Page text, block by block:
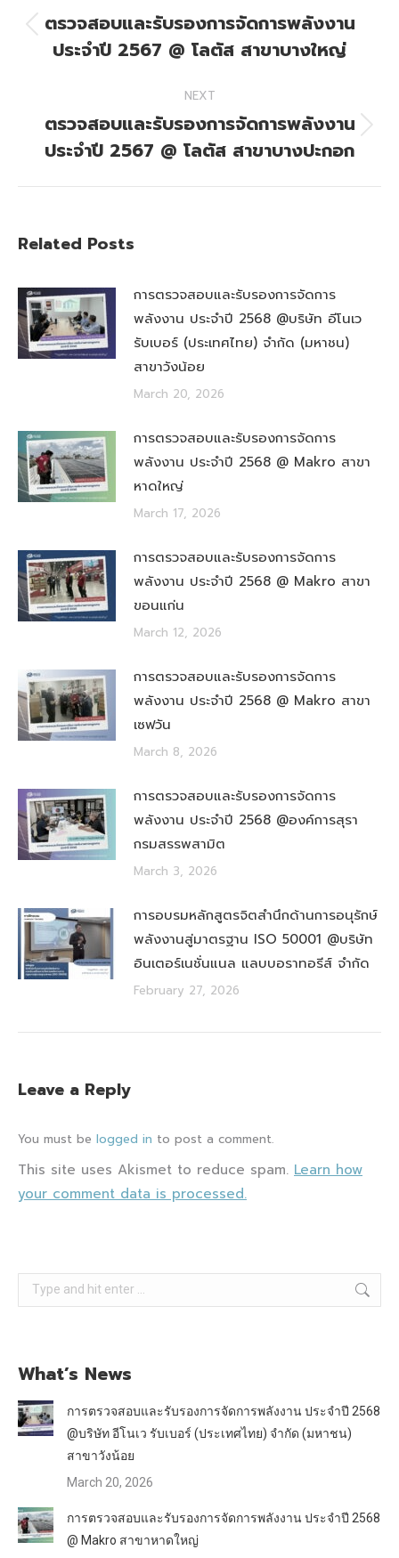
Previous
post:
ตรวจสอบและรับรองการจัดการพลังงาน
ประจำปี 2567 @ โลตัส สาขาบางใหญ่
NEXT
Next
post:
ตรวจสอบและรับรองการจัดการพลังงาน
ประจำปี 2567 @ โลตัส สาขาบางปะกอก
Related Posts
การตรวจสอบและรับรองการจัดการ
พลังงาน ประจำปี 2568 @บริษัท อีโนเว
รับเบอร์ (ประเทศไทย) จำกัด (มหาชน)
สาขาวังน้อย
March 20, 2026
การตรวจสอบและรับรองการจัดการ
พลังงาน ประจำปี 2568 @ Makro สาขา
หาดใหญ่
March 17, 2026
การตรวจสอบและรับรองการจัดการ
พลังงาน ประจำปี 2568 @ Makro สาขา
ขอนแก่น
March 12, 2026
การตรวจสอบและรับรองการจัดการ
พลังงาน ประจำปี 2568 @ Makro สาขา
เซฟวัน
March 8, 2026
การตรวจสอบและรับรองการจัดการ
พลังงาน ประจำปี 2568 @องค์การสุรา
กรมสรรพสามิต
March 3, 2026
การอบรมหลักสูตรจิตสำนึกด้านการอนุรักษ์
พลังงานสู่มาตรฐาน ISO 50001 @บริษัท
อินเตอร์เนชั่นแนล แลบบอราทอรีส์ จำกัด
February 27, 2026
Leave a Reply
You must be logged in to post a comment.
This site uses Akismet to reduce spam. Learn how
your comment data is processed.
Search:
What’s News
การตรวจสอบและรับรองการจัดการพลังงาน ประจำปี 2568
@บริษัท อีโนเว รับเบอร์ (ประเทศไทย) จำกัด (มหาชน)
สาขาวังน้อย
March 20, 2026
การตรวจสอบและรับรองการจัดการพลังงาน ประจำปี 2568
@ Makro สาขาหาดใหญ่